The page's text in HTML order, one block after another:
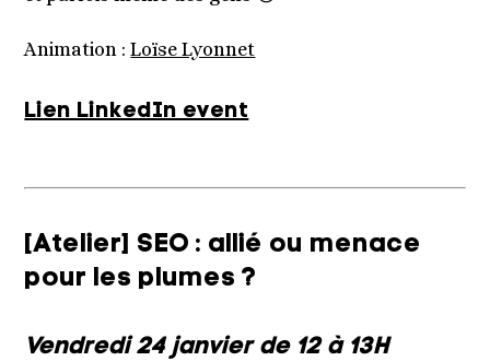
Animation :Loïse Lyonnet
Lien LinkedIn event
[Atelier] SEO : allié ou menace
pour les plumes ?
Vendredi 24 janvier de 12 à 13H